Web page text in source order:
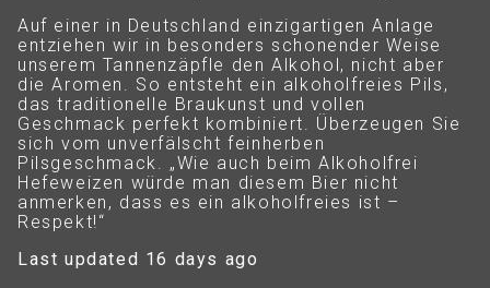
Auf einer in Deutschland einzigartigen Anlage
entziehen wir in besonders schonender Weise
unserem Tannenzäpfle den Alkohol, nicht aber
die Aromen. So entsteht ein alkoholfreies Pils,
das traditionelle Braukunst und vollen
Geschmack perfekt kombiniert. Überzeugen Sie
sich vom unverfälscht feinherben
Pilsgeschmack. „Wie auch beim Alkoholfrei
Hefeweizen würde man diesem Bier nicht
anmerken, dass es ein alkoholfreies ist –
Respekt!“
Last updated 16 days ago